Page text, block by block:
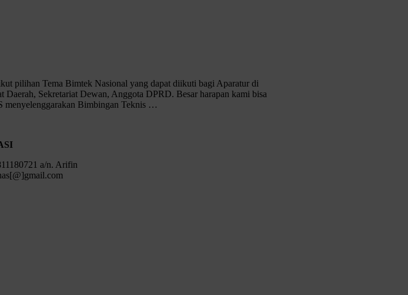
Tema Bimtek Nasional yang dapat diikuti bagi Aparatur di
Sekretariat Dewan, Anggota DPRD. Besar harapan kami bisa
Bimbingan Teknis …
a/n. Arifin